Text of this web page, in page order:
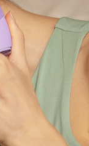
de usuario
dispositivos
Mis pedidos
direcciones
suscripciones
中文